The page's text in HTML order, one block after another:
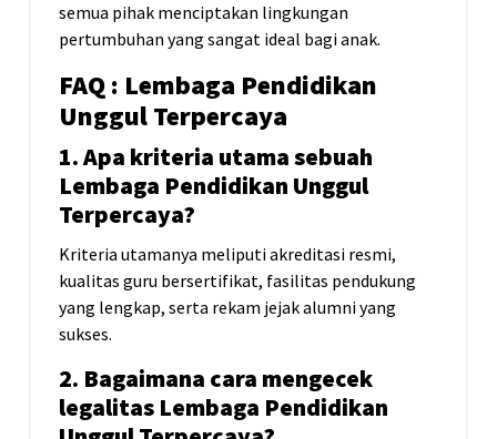
semua pihak menciptakan lingkungan
pertumbuhan yang sangat ideal bagi anak.
FAQ : Lembaga Pendidikan
Unggul Terpercaya
1. Apa kriteria utama sebuah
Lembaga Pendidikan Unggul
Terpercaya?
Kriteria utamanya meliputi akreditasi resmi,
kualitas guru bersertifikat, fasilitas pendukung
yang lengkap, serta rekam jejak alumni yang
sukses.
2. Bagaimana cara mengecek
legalitas Lembaga Pendidikan